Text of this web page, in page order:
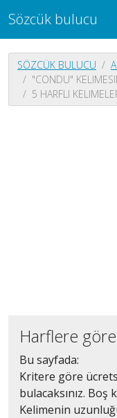
Sözcük bulucu
SÖZCÜK BULUCU
"CONDU"
5 HARFLI
Harflere
Bu sayfada:
Kritere göre
bulacaksınız.
Kelimenin